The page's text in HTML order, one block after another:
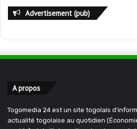
Advertisement (pub)
A propos
Togomedia 24 est un site togolais
actualité togolaise au quotidien